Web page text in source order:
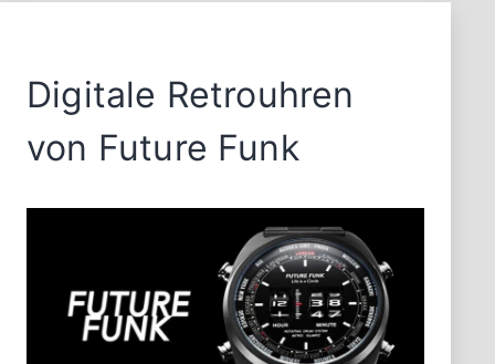
Digitale Retrouhren
von Future Funk